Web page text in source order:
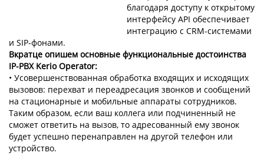
благодаря доступу к открытому
интерфейсу API обеспечивает
интеграцию с CRM-системами
и SIP-фонами.
Вкратце опишем основные функциональные достоинства
IP-PBX Kerio Operator:
• Усовершенствованная обработка входящих и исходящих
вызовов: перехват и переадресация звонков и сообщений
на стационарные и мобильные аппараты сотрудников.
Таким образом, если ваш коллега или подчиненный не
сможет ответить на вызов, то адресованный ему звонок
будет успешно перенаправлен на другой телефон или
устройство.